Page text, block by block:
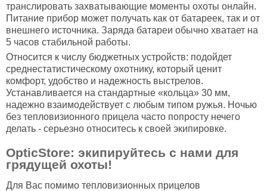
транслировать захватывающие моменты охоты онлайн.
Питание прибор может получать как от батареек, так и от
внешнего источника. Заряда батареи обычно хватает на
5 часов стабильной работы.
Относится к числу бюджетных устройств: подойдет
среднестатистическому охотнику, который ценит
комфорт, удобство и надежность выстрелов.
Устанавливается на стандартные «кольца» 30 мм,
надежно взаимодействует с любым типом ружья. Ночью
без тепловизионного прицела часто попросту нечего
делать - серьезно относитесь к своей экипировке.
OpticStore: экипируйтесь с нами для
грядущей охоты!
Для Вас помимо тепловизионных прицелов